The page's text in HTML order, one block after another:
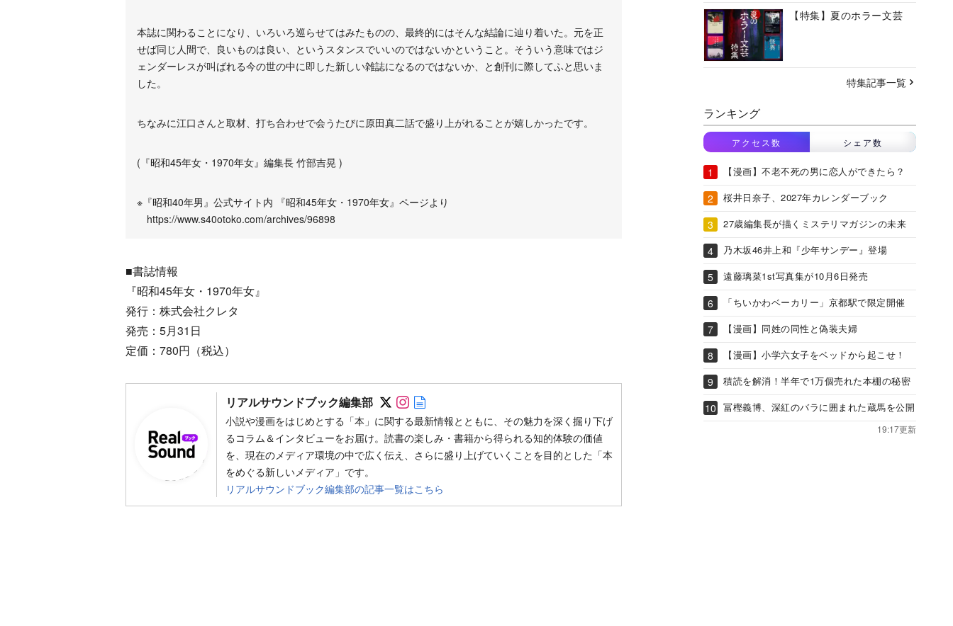
本誌に関わることになり、いろいろ巡らせてはみたものの、最終的にはそんな結論に辿り着いた。元を正
せば同じ人間で、良いものは良い、というスタンスでいいのではないかということ。そういう意味ではジ
ェンダーレスが叫ばれる今の世の中に即した新しい雑誌になるのではないか、と創刊に際してふと思いま
した。
ちなみに江口さんと取材、打ち合わせで会うたびに原田真二話で盛り上がれることが嬉しかったです。
(『昭和45年女・1970年女』編集長 竹部吉晃 )
※『昭和40年男』公式サイト内 『昭和45年女・1970年女』ページより
https://www.s40otoko.com/archives/96898
■書誌情報
『昭和45年女・1970年女』
発行：株式会社クレタ
発売：5月31日
定価：780円（税込）
リアルサウンドブック編集部 Follow on SNS
Follow on SNS
小説や漫画をはじめとする「本」に関する最新情報とともに、その魅力を深く掘り下げ
るコラム＆インタビューをお届け。読書の楽しみ・書籍から得られる知的体験の価値
を、現在のメディア環境の中で広く伝え、さらに盛り上げていくことを目的とした「本
をめぐる新しいメディア」です。
リアルサウンドブック編集部の記事一覧はこちら
【特集】夏のホラー文芸
特集記事一覧
ランキング
アクセス数 シェア数
【漫画】不老不死の男に恋人ができたら？
桜井日奈子、2027年カレンダーブック
27歳編集長が描くミステリマガジンの未来
乃木坂46井上和『少年サンデー』登場
遠藤璃菜1st写真集が10月6日発売
「ちいかわベーカリー」京都駅で限定開催
【漫画】同姓の同性と偽装夫婦
【漫画】小学六女子をベッドから起こせ！
積読を解消！半年で1万個売れた本棚の秘密
冨樫義博、深紅のバラに囲まれた蔵馬を公開
19:17更新